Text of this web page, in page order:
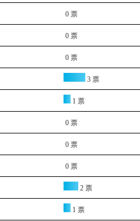
0 票
0 票
0 票
3 票
1 票
0 票
0 票
0 票
2 票
1 票